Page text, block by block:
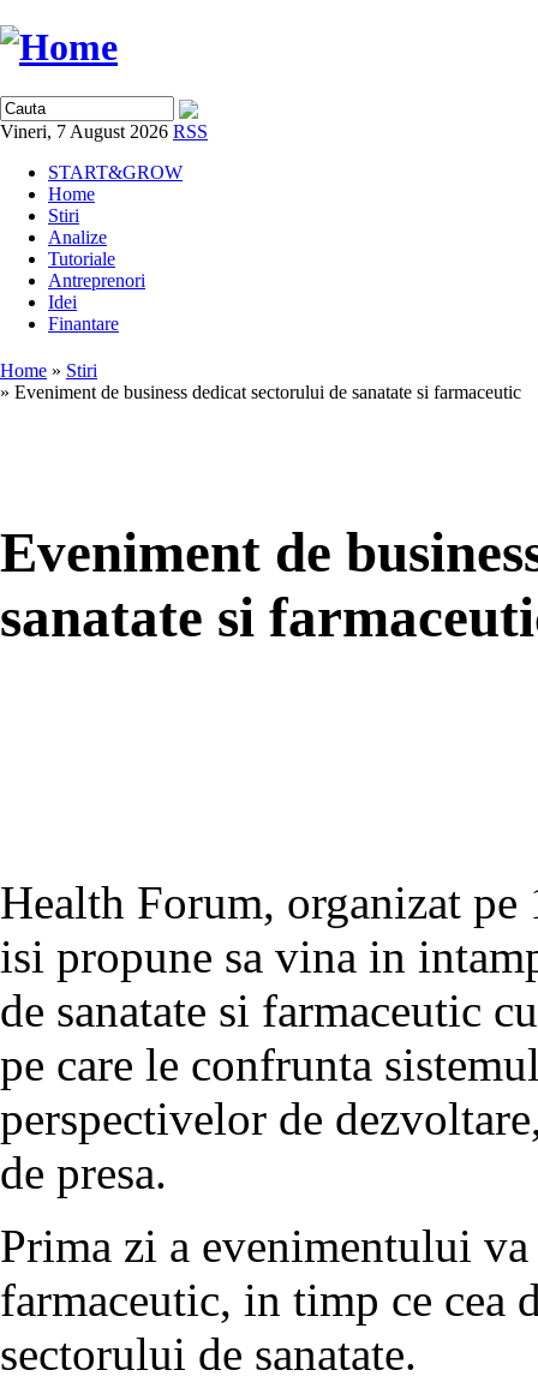
Vineri, 7 August 2026 RSS
START&GROW
Home
Stiri
Analize
Tutoriale
Antreprenori
Idei
Finantare
Home » Stiri
» Eveniment de business dedicat sectorului de sanatate si farmaceutic
Eveniment de
sanatate si
Health Forum, organizat
isi propune sa vina in
de sanatate si farmaceutic
pe care le confrunta
perspectivelor de
de presa.
Prima zi a evenimentului
farmaceutic, in timp ce cea
sectorului de sanatate.